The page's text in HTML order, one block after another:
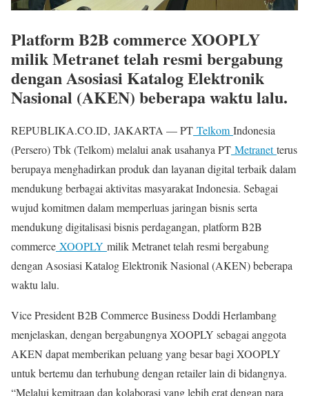
Platform B2B commerce XOOPLY
milik Metranet telah resmi bergabung
dengan Asosiasi Katalog Elektronik
Nasional (AKEN) beberapa waktu lalu.
REPUBLIKA.CO.ID, JAKARTA — PT Telkom Indonesia
(Persero) Tbk (Telkom) melalui anak usahanya PT Metranetterus
berupaya menghadirkan produk dan layanan digital terbaik dalam
mendukung berbagai aktivitas masyarakat Indonesia. Sebagai
wujud komitmen dalam memperluas jaringan bisnis serta
mendukung digitalisasi bisnis perdagangan, platform B2B
commerce XOOPLY milik Metranet telah resmi bergabung
dengan Asosiasi Katalog Elektronik Nasional (AKEN) beberapa
waktu lalu.
Vice President B2B Commerce Business Doddi Herlambang
menjelaskan, dengan bergabungnya XOOPLY sebagai anggota
AKEN dapat memberikan peluang yang besar bagi XOOPLY
untuk bertemu dan terhubung dengan retailer lain di bidangnya.
“Melalui kemitraan dan kolaborasi yang lebih erat dengan para